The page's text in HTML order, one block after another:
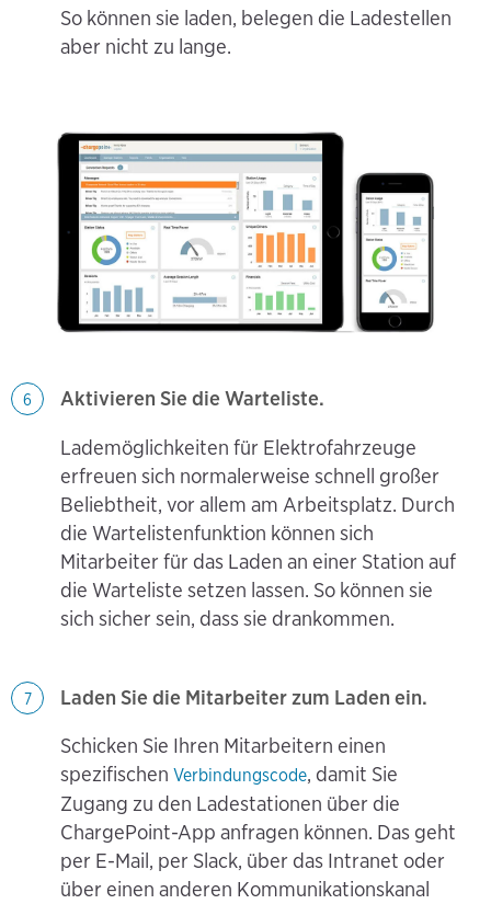
So können sie laden, belegen die Ladestellen
aber nicht zu lange.
6
Aktivieren Sie die Warteliste.
Lademöglichkeiten für Elektrofahrzeuge
erfreuen sich normalerweise schnell großer
Beliebtheit, vor allem am Arbeitsplatz. Durch
die Wartelistenfunktion können sich
Mitarbeiter für das Laden an einer Station auf
die Warteliste setzen lassen. So können sie
sich sicher sein, dass sie drankommen.
7
Laden Sie die Mitarbeiter zum Laden ein.
Schicken Sie Ihren Mitarbeitern einen
spezifischen Verbindungscode, damit Sie
Zugang zu den Ladestationen über die
ChargePoint-App anfragen können. Das geht
per E-Mail, per Slack, über das Intranet oder
über einen anderen Kommunikationskanal